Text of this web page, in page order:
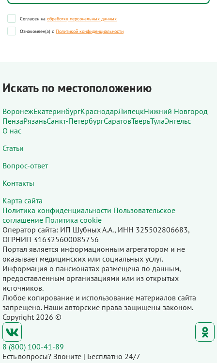
Согласен на обработку персональных данных
Ознакомлен(а) с Политикой конфиденциальности
Искать по местоположению
ВоронежЕкатеринбургКраснодарЛипецкНижний Новгород
ПензаРязаньСанкт-ПетербургСаратовТверьТулаЭнгельс
О нас
Статьи
Вопрос-ответ
Контакты
Карта сайта
Политика конфиденциальности Пользовательское
соглашение Политика cookie
Оператор сайта: ИП Шубных А.А., ИНН 325502806683,
ОГРНИП 316325600085756
Портал является информационным агрегатором и не
оказывает медицинских или социальных услуг.
Информация о пансионатах размещена по данным,
предоставленным организациями или из открытых
источников.
Любое копирование и использование материалов сайта
запрещено. Наши авторские права защищены законом.
Copyright 2026 ©
8 (800) 100-41-89
Есть вопросы? Звоните | Бесплатно 24/7